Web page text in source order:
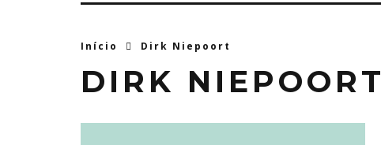
Início Dirk Niepoort
DIRK NIEPOORT